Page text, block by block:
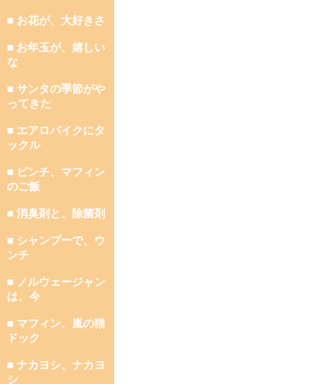
■ お花が、大好きさ
■ お年玉が、嬉しい
な
■ サンタの季節がや
ってきた
■ エアロバイクにタ
ックル
■ ピンチ、マフィン
のご飯
■ 消臭剤と、除菌剤
■ シャンプーで、ウ
ンチ
■ ノルウェージャン
は、今
■ マフィン、嵐の猫
ドック
■ ナカヨシ、ナカヨ
シ